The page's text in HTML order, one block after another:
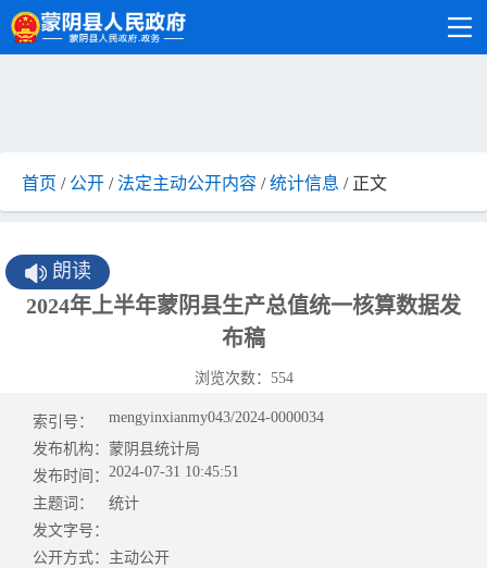
首页 / 公开 /法定主动公开内容 /统计信息 / 正文
朗读
2024年上半年蒙阴县生产总值统一核算数据发
布稿
浏览次数： 554
索引号：
mengyinxianmy043/2024-0000034
发布机构： 蒙阴县统计局
发布时间： 2024-07-31 10:45:51
主题词：
统计
发文字号：
公开方式： 主动公开